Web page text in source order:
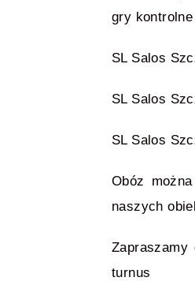
gry kontrolne
SL Salos
SL Salos
SL Salos
Obóz
naszych
turnus